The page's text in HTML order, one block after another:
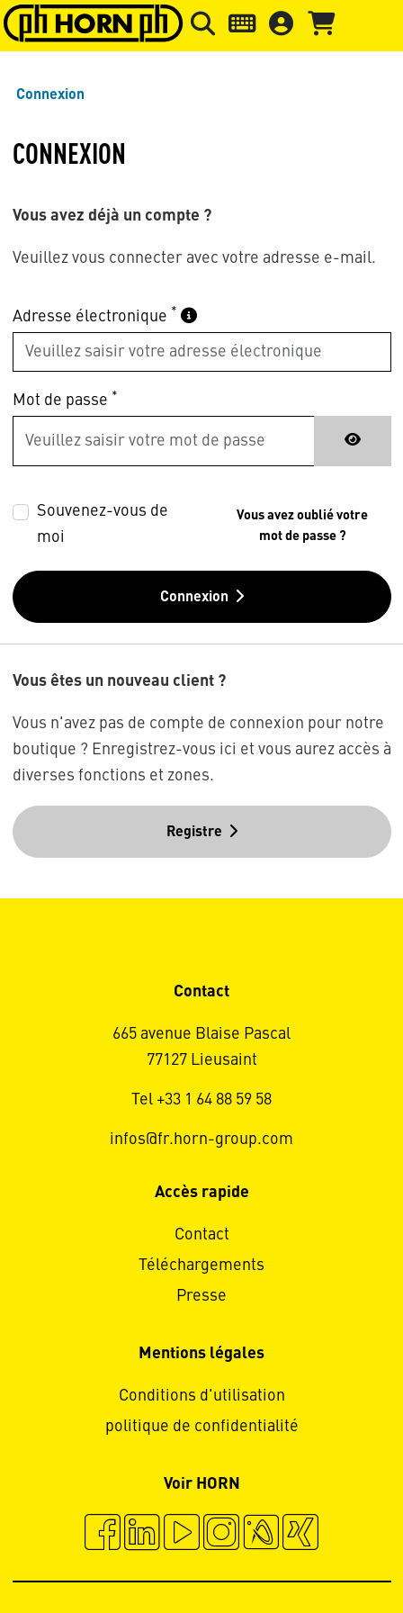
Skip to main content Passer à l'en-tête de la page
Connexion
CONNEXION
Vous avez déjà un compte ?
Veuillez vous connecter avec votre adresse e-mail.
Adresse électronique *
Mot de passe *
Souvenez-vous de
moi
Vous avez oublié votre
mot de passe ?
Connexion
Vous êtes un nouveau client ?
Vous n'avez pas de compte de connexion pour notre
boutique ? Enregistrez-vous ici et vous aurez accès à
diverses fonctions et zones.
Registre
Contact
665 avenue Blaise Pascal
77127 Lieusaint
Tel +33 1 64 88 59 58
infos@fr.horn-group.com
Accès rapide
Contact
Téléchargements
Presse
Mentions légales
Conditions d'utilisation
politique de confidentialité
Voir HORN